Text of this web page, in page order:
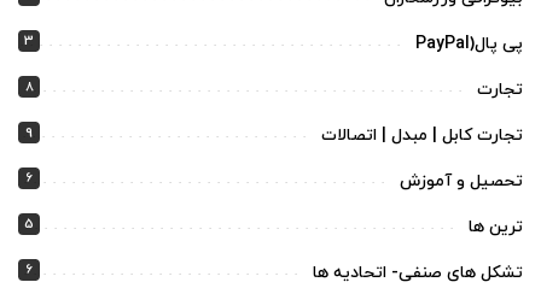
پی پال(PayPal 3
تجارت 8
تجارت کابل | مبدل | اتصالات 9
تحصیل و آموزش 6
ترین ها 5
تشکل های صنفی- اتحادیه ها 6